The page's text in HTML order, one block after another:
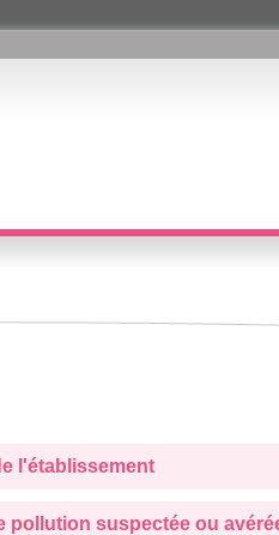
l'établissement
suspectée ou